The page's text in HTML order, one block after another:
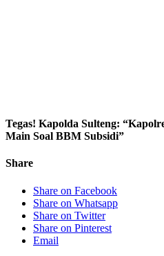
Tegas! Kapolda Sulteng:
Main Soal BBM Subsidi”
Share
Share on Facebook
Share on Whatsapp
Share on Twitter
Share on Pinterest
Email